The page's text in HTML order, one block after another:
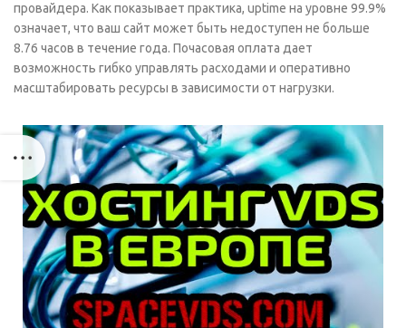
провайдера. Как показывает практика, uptime на уровне 99.9%
означает, что ваш сайт может быть недоступен не больше
8.76 часов в течение года. Почасовая оплата дает
возможность гибко управлять расходами и оперативно
масштабировать ресурсы в зависимости от нагрузки.